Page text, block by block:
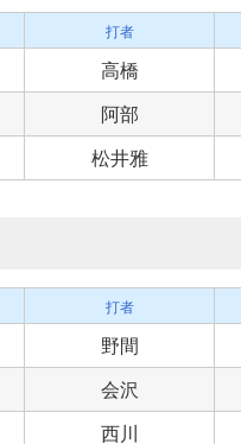
打者
高橋
阿部
松井雅
打者
野間
会沢
西川